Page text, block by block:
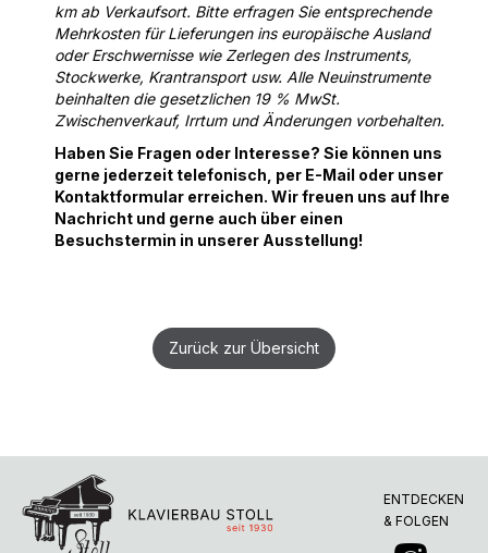
km ab Verkaufsort. Bitte erfragen Sie entsprechende
Mehrkosten für Lieferungen ins europäische Ausland
oder Erschwernisse wie Zerlegen des Instruments,
Stockwerke, Krantransport usw. Alle Neuinstrumente
beinhalten die gesetzlichen 19 % MwSt.
Zwischenverkauf, Irrtum und Änderungen vorbehalten.
Haben Sie Fragen oder Interesse? Sie können uns
gerne jederzeit telefonisch, per E-Mail oder unser
Kontaktformular erreichen. Wir freuen uns auf Ihre
Nachricht und gerne auch über einen
Besuchstermin in unserer Ausstellung!
Zurück zur Übersicht
ENTDECKEN
& FOLGEN